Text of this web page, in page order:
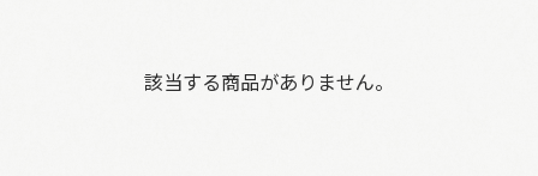
該当する商品がありません。